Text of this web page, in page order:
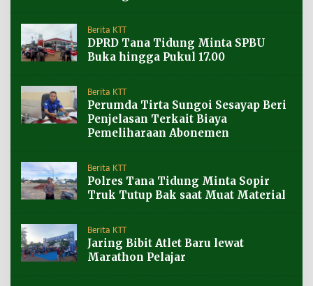
Berita KTT
DPRD Tana Tidung Minta SPBU
Buka hingga Pukul 17.00
Berita KTT
Perumda Tirta Sungoi Sesayap Beri
Penjelasan Terkait Biaya
Pemeliharaan Abonemen
Berita KTT
Polres Tana Tidung Minta Sopir
Truk Tutup Bak saat Muat Material
Berita KTT
Jaring Bibit Atlet Baru lewat
Marathon Pelajar